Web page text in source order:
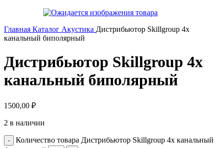
Главная Каталог Акустика Дистрибьютор Skillgroup 4x
канальный биполярный
Дистрибьютор Skillgroup 4x
канальный биполярный
1500,00 ₽
2 в наличии
Количество товара Дистрибьютор Skillgroup 4x канальный